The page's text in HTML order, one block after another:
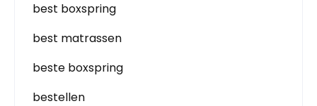
best boxspring
best matrassen
beste boxspring
bestellen